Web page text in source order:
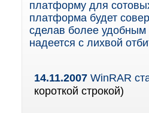
платформу для
платформа будет
сделав более удобным
надеется с лихвой
14.11.2007 WinRAR
короткой строкой)